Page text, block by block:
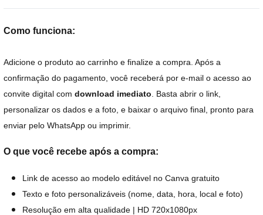
Como funciona:
Adicione o produto ao carrinho e finalize a compra. Após a
confirmação do pagamento, você receberá por e-mail o acesso ao
convite digital com download imediato . Basta abrir o link,
personalizar os dados e a foto, e baixar o arquivo final, pronto para
enviar pelo WhatsApp ou imprimir.
O que você recebe após a compra:
Link de acesso ao modelo editável no Canva gratuito
Texto e foto personalizáveis (nome, data, hora, local e foto)
Resolução em alta qualidade | HD 720x1080px